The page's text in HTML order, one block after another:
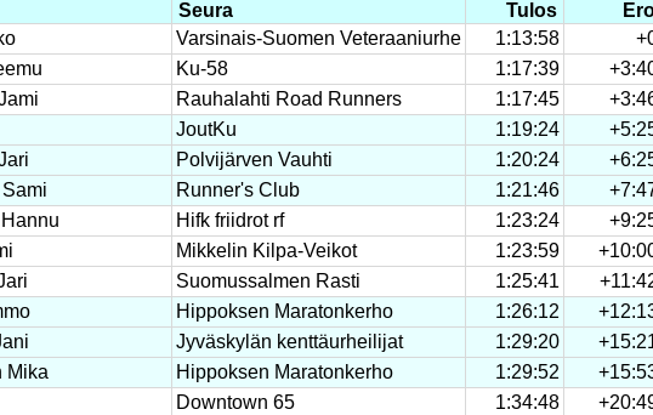
Seura Tulos
Varsinais-Suomen Veteraaniurhe 1:13:58
Ku-58 1:17:39
Rauhalahti Road Runners 1:17:45
JoutKu 1:19:24
Polvijärven Vauhti 1:20:24
Runner's Club 1:21:46
Hifk friidrot rf 1:23:24
Mikkelin Kilpa-Veikot 1:23:59
Suomussalmen Rasti 1:25:41
Hippoksen Maratonkerho 1:26:12
Jyväskylän kenttäurheilijat 1:29:20
Mika Hippoksen Maratonkerho 1:29:52
Downtown 65 1:34:48